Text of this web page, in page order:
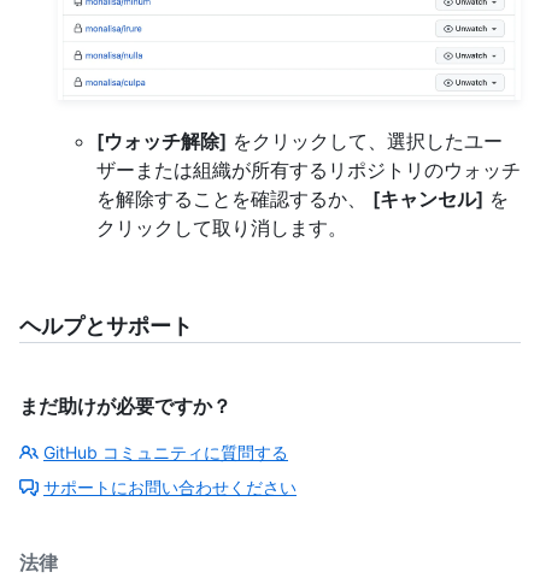
[ウォッチ解除] をクリックして、選択したユー
ザーまたは組織が所有するリポジトリのウォッチ
を解除することを確認するか、 [キャンセル] を
クリックして取り消します。
ヘルプとサポート
まだ助けが必要ですか？
GitHub コミュニティに質問する
サポートにお問い合わせください
法律